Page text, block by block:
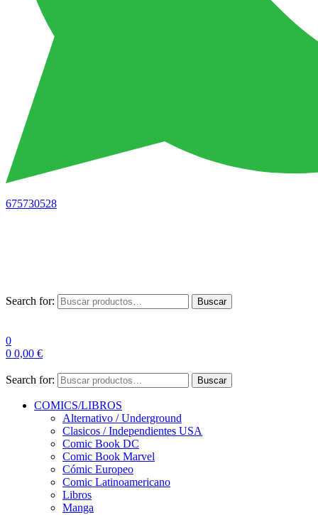
675730528
Search for: Buscar
0
0 0,00 €
Search for: Buscar
COMICS/LIBROS
Alternativo / Underground
Clasicos / Independientes USA
Comic Book DC
Comic Book Marvel
Cómic Europeo
Comic Latinoamericano
Libros
Manga